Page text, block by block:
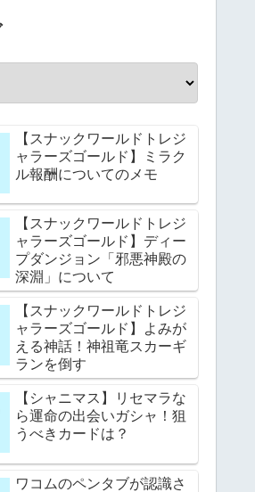
【スナックワールドトレジ
ャラーズゴールド】ミラク
ル報酬についてのメモ
【スナックワールドトレジ
ャラーズゴールド】ディー
プダンジョン「邪悪神殿の
深淵」について
【スナックワールドトレジ
ャラーズゴールド】よみが
える神話！神祖竜スカーギ
ランを倒す
【シャニマス】リセマラな
ら運命の出会いガシャ！狙
うべきカードは？
ワコムのペンタブが認識さ